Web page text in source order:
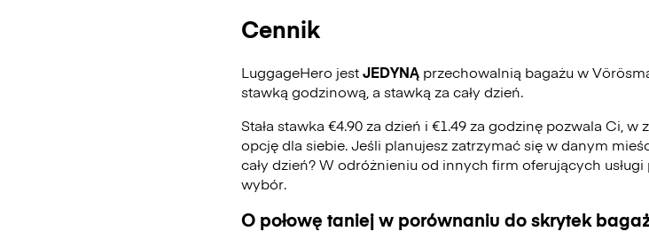
Cennik
LuggageHero jestJEDYNĄ przechowalnią bagażu w
stawką godzinową, a stawką za cały dzień.
Stała stawka €4.90 za dzień i €1.49 za godzinę pozwala Ci,
opcję dla siebie. Jeśli planujesz zatrzymać się w danym
cały dzień? W odróżnieniu od innych firm oferujących
wybór.
O połowę taniej w porównaniu do skrytek